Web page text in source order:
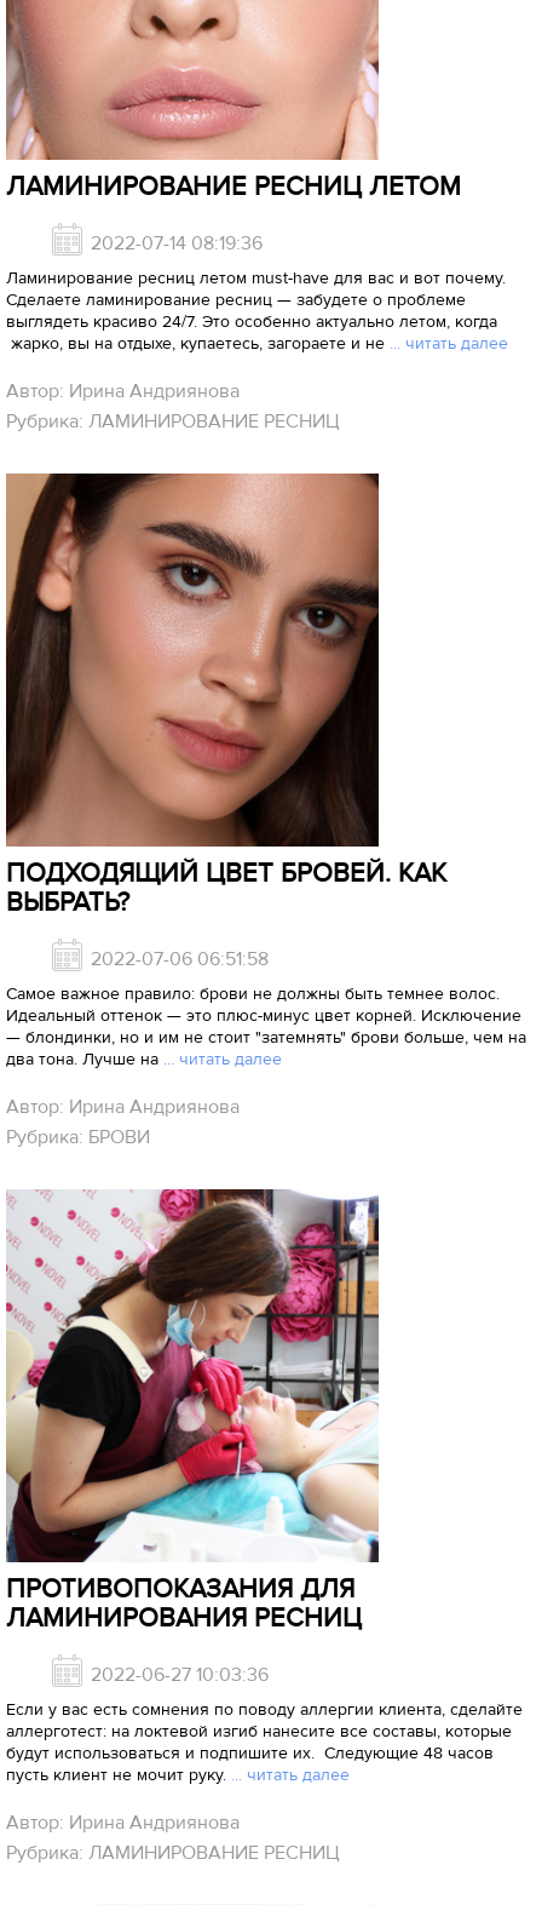
ЛАМИНИРОВАНИЕ РЕСНИЦ ЛЕТОМ
2022-07-14 08:19:36
Ламинирование ресниц летом must-have для вас и вот почему.
Сделаете ламинирование ресниц — забудете о проблеме
выглядеть красиво 24/7. Это особенно актуально летом, когда
жарко, вы на отдыхе, купаетесь, загораете и не ... читать далее
Автор: Ирина Андриянова
Рубрика: ЛАМИНИРОВАНИЕ РЕСНИЦ
ПОДХОДЯЩИЙ ЦВЕТ БРОВЕЙ. КАК
ВЫБРАТЬ?
2022-07-06 06:51:58
Самое важное правило: брови не должны быть темнее волос.
Идеальный оттенок — это плюс-минус цвет корней. Исключение
— блондинки, но и им не стоит "затемнять" брови больше, чем на
два тона. Лучше на ... читать далее
Автор: Ирина Андриянова
Рубрика: БРОВИ
ПРОТИВОПОКАЗАНИЯ ДЛЯ
ЛАМИНИРОВАНИЯ РЕСНИЦ
2022-06-27 10:03:36
Если у вас есть сомнения по поводу аллергии клиента, сделайте
аллерготест: на локтевой изгиб нанесите все составы, которые
будут использоваться и подпишите их. Следующие 48 часов
пусть клиент не мочит руку. ... читать далее
Автор: Ирина Андриянова
Рубрика: ЛАМИНИРОВАНИЕ РЕСНИЦ